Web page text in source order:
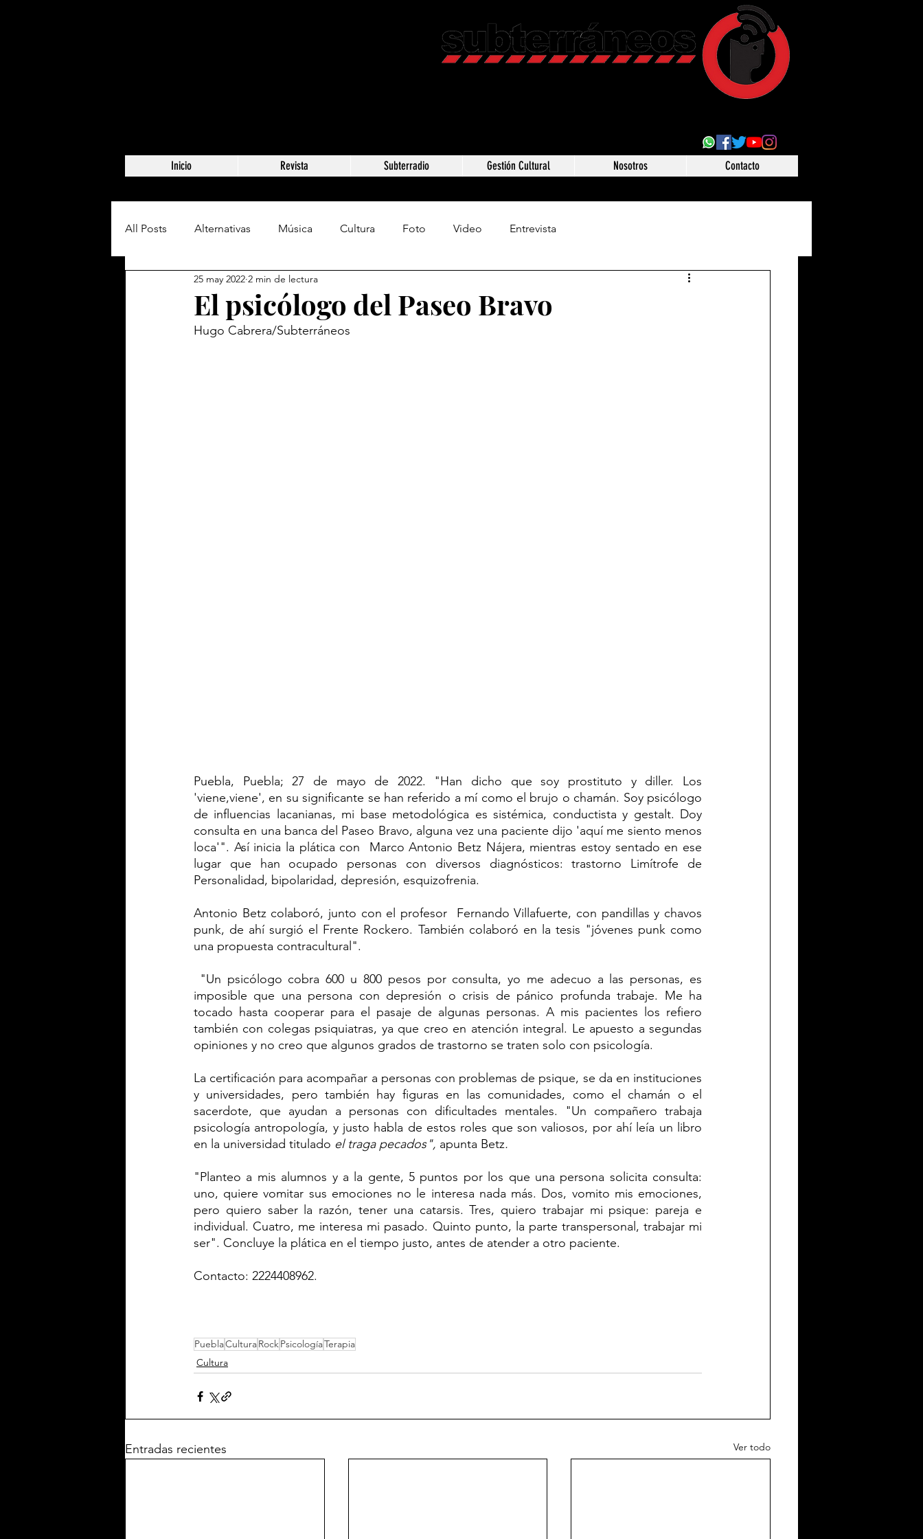
Inicio Revista Subterradio Gestión Cultural Nosotros Contacto
All Posts Alternativas Música Cultura Foto Video Entrevista
El psicólogo del Paseo Bravo
25 may 2022 2 min de lectura
Hugo Cabrera/Subterráneos
Puebla, Puebla; 27 de mayo de 2022. "Han dicho que soy prostituto y diller. Los
'viene,viene', en su significante se han referido a mí como el brujo o chamán. Soy psicólogo
de influencias lacanianas, mi base metodológica es sistémica, conductista y gestalt. Doy
consulta en una banca del Paseo Bravo, alguna vez una paciente dijo 'aquí me siento menos
loca'". Así inicia la plática con  Marco Antonio Betz Nájera, mientras estoy sentado en ese
lugar que han ocupado personas con diversos diagnósticos: trastorno Limítrofe de
Personalidad, bipolaridad, depresión, esquizofrenia.
Antonio Betz colaboró, junto con el profesor  Fernando Villafuerte, con pandillas y chavos
punk, de ahí surgió el Frente Rockero. También colaboró en la tesis "jóvenes punk como
una propuesta contracultural".
imposible que una persona con depresión o crisis de pánico profunda trabaje. Me ha
tocado hasta cooperar para el pasaje de algunas personas. A mis pacientes los refiero
también con colegas psiquiatras, ya que creo en atención integral. Le apuesto a segundas
opiniones y no creo que algunos grados de trastorno se traten solo con psicología.
La certificación para acompañar a personas con problemas de psique, se da en instituciones
y universidades, pero también hay figuras en las comunidades, como el chamán o el
sacerdote, que ayudan a personas con dificultades mentales. "Un compañero trabaja
psicología antropología, y justo habla de estos roles que son valiosos, por ahí leía un libro
en la universidad titulado el traga pecados", apunta Betz.
"Planteo a mis alumnos y a la gente, 5 puntos por los que una persona solicita consulta:
uno, quiere vomitar sus emociones no le interesa nada más. Dos, vomito mis emociones,
pero quiero saber la razón, tener una catarsis. Tres, quiero trabajar mi psique: pareja e
individual. Cuatro, me interesa mi pasado. Quinto punto, la parte transpersonal, trabajar mi
ser". Concluye la plática en el tiempo justo, antes de atender a otro paciente.
Contacto: 2224408962.
PueblaCulturaRockPsicologíaTerapia
Cultura
Entradas recientes Ver todo